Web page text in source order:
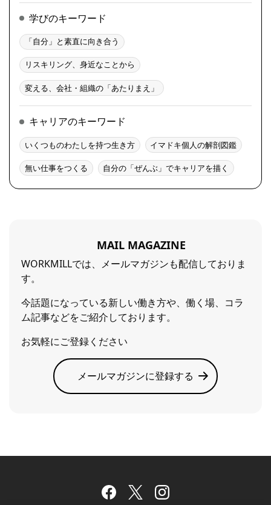
学びのキーワード
「自分」と素直に向き合う
リスキリング、身近なことから
変える、会社・組織の「あたりまえ」
キャリアのキーワード
いくつものわたしを持つ生き方 イマドキ個人の解剖図鑑
無い仕事をつくる 自分の「ぜんぶ」でキャリアを描く
MAIL MAGAZINE
WORKMILLでは、メールマガジンも配信しておりま
す。
今話題になっている新しい働き方や、働く場、コラ
ム記事などをご紹介しております。
お気軽にご登録ください
メールマガジンに登録する
Facebook
TwitterInstagram